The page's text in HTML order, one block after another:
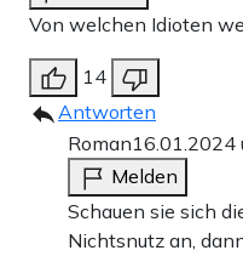
Von welchen Idioten
14
Antworten
Roman16.01.2024
Melden
Schauen sie sich
Nichtsnutz an,